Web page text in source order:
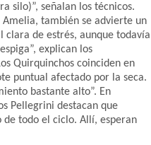
silo)”, señalan los técnicos.
Amelia, también se advierte un
clara de estrés, aunque todavía
explican los
Quirquinchos coinciden en
puntual afectado por la seca.
bastante alto”. En
Pellegrini destacan que
todo el ciclo. Allí, esperan